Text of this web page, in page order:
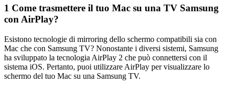
1 Come trasmettere il tuo Mac su una TV Samsung
con AirPlay?
Esistono tecnologie di mirroring dello schermo compatibili sia con
Mac che con Samsung TV? Nonostante i diversi sistemi, Samsung
ha sviluppato la tecnologia AirPlay 2 che può connettersi con il
sistema iOS. Pertanto, puoi utilizzare AirPlay per visualizzare lo
schermo del tuo Mac su una Samsung TV.